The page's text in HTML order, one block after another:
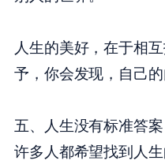
人生的美好，在于相
予，你会发现，自己
五、人生没有标准答
许多人都希望找到人